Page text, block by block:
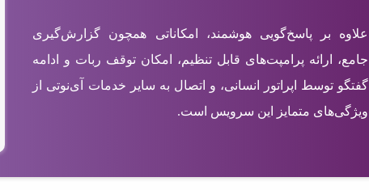
علاوه بر پاسخ‌گویی هوشمند، امکاناتی همچون گزارش‌گیری
جامع، ارائه پرامپت‌های قابل تنظیم، امکان توقف ربات و ادامه
گفتگو توسط اپراتور انسانی، و اتصال به سایر خدمات آی‌نوتی از
ویژگی‌های متمایز این سرویس است.